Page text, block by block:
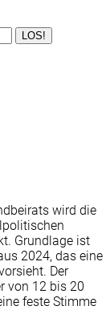
LOS!
wird die
Grundlage ist
2024, das eine
Der
von 12 bis 20
feste Stimme